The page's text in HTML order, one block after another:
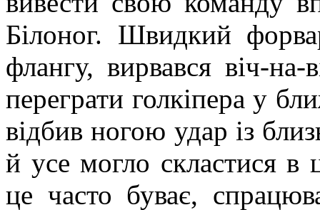
Білоног. Швидкий
флангу, вирвався віч-
переграти голкіпера у
відбив ногою удар із
й усе могло скластися в
це часто буває,